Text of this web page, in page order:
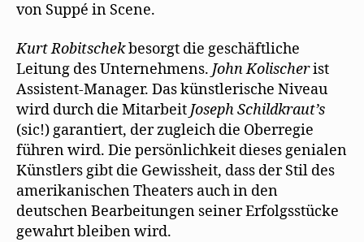
von Suppé in Scene.
Kurt Robitschekbesorgt die geschäftliche
Leitung des Unternehmens. John Kolischerist
Assistent-Manager. Das künstlerische Niveau
wird durch die Mitarbeit Joseph Schildkraut’s
(sic!) garantiert, der zugleich die Oberregie
führen wird. Die persönlichkeit dieses genialen
Künstlers gibt die Gewissheit, dass der Stil des
amerikanischen Theaters auch in den
deutschen Bearbeitungen seiner Erfolgsstücke
gewahrt bleiben wird.